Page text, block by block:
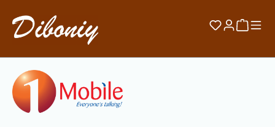
Passa al contenuto principale
Hai 0Il